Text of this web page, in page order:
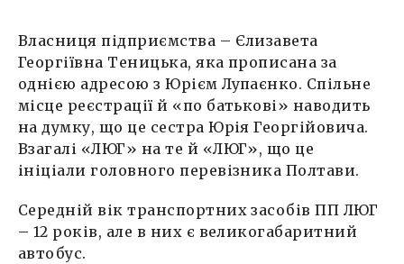
Власниця підприємства – Єлизавета
Георгіївна Теницька, яка прописана за
однією адресою з Юрієм Лупаєнко. Спільне
місце реєстрації й «по батькові» наводить
на думку, що це сестра Юрія Георгійовича.
Взагалі «ЛЮГ» на те й «ЛЮГ», що це
ініціали головного перевізника Полтави.
Середній вік транспортних засобів ПП ЛЮГ
– 12 років, але в них є великогабаритний
автобус.